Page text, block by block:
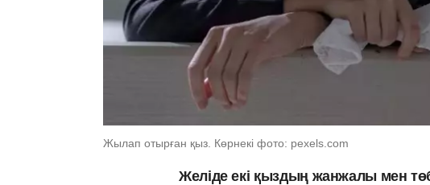
Жылап отырған қыз. Көрнекі фото: pexels.com
Желіде екі қыздың жанжалы мен